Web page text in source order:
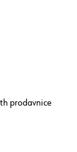
prodavnice